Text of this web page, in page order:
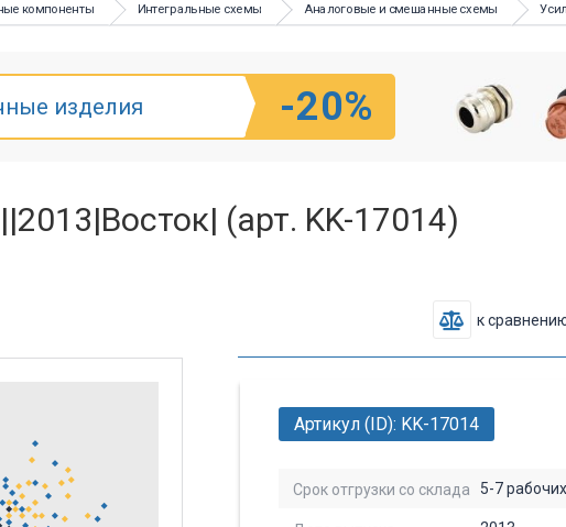
компоненты Интегральные схемы Аналоговые и смешанные схемы
изделия -20%
(арт. KK-17014)
к
Артикул (ID): KK-17014
Срок отгрузки со склада 5-7